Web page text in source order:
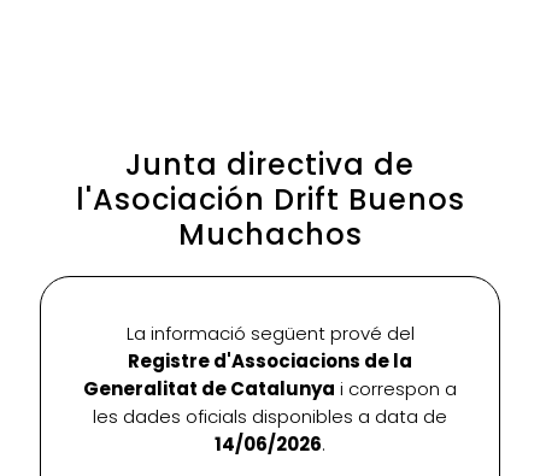
Junta directiva de
l'Asociación Drift Buenos
Muchachos
La informació següent prové del
Registre d'Associacions de la
Generalitat de Catalunya i correspon a
les dades oficials disponibles a data de
14/06/2026.